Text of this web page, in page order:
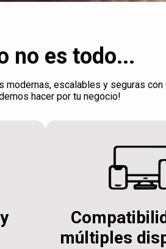
no es todo...
escalables y seguras con
hacer por tu negocio!
múltiples